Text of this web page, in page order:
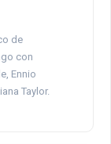
de
con
Ennio
Taylor.